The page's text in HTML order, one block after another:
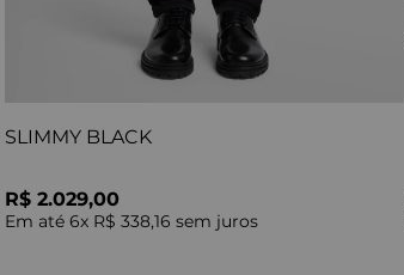
SLIMMY BLACK
R$ 2.029,00
Em até 6x R$ 338,16 sem juros